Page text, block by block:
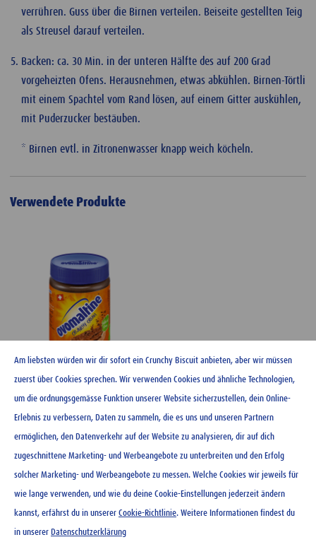
verrühren. Guss über die Birnen verteilen. Beiseite gestellten Teig
als Streusel darauf verteilen.
Backen: ca. 30 Min. in der unteren Hälfte des auf 200 Grad
vorgeheizten Ofens. Herausnehmen, etwas abkühlen. Birnen-Törtli
mit einem Spachtel vom Rand lösen, auf einem Gitter auskühlen,
mit Puderzucker bestäuben.
* Birnen evtl. in Zitronenwasser knapp weich köcheln.
Verwendete Produkte
Ovomaltine Crunchy Cream
400 g
Am liebsten würden wir dir sofort ein Crunchy Biscuit anbieten, aber wir müssen
zuerst über Cookies sprechen. Wir verwenden Cookies und ähnliche Technologien,
um die ordnungsgemässe Funktion unserer Website sicherzustellen, dein Online-
Erlebnis zu verbessern, Daten zu sammeln, die es uns und unseren Partnern
ermöglichen, den Datenverkehr auf der Website zu analysieren, dir auf dich
zugeschnittene Marketing- und Werbeangebote zu unterbreiten und den Erfolg
solcher Marketing- und Werbeangebote zu messen. Welche Cookies wir jeweils für
wie lange verwenden, und wie du deine Cookie-Einstellungen jederzeit ändern
kannst, erfährst du in unserer Cookie-Richtlinie. Weitere Informationen findest du
in unserer Datenschutzerklärung